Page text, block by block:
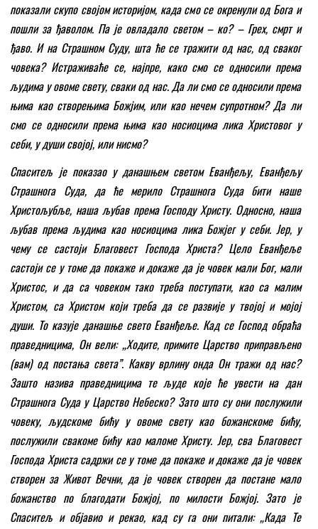
показали скупо својом историјом, када смо се окренули од Бога и
пошли за ђаволом. Па је овладало светом – ко? – Грех, смрт и
ђаво. И на Страшном Суду, шта ће се тражити од нас, од сваког
човека? Истраживаће се, најпре, како смо се односили према
људима у овоме свету, сваки од нас. Да ли смо се односили према
њима као створењима Божјим, или као нечем супротном? Да ли
смо се односили према њима као носиоцима лика Христовог у
себи, у души својој, или нисмо?
Спаситељ је показао у данашњем светом Еванђељу, Еванђељу
Страшнога Суда, да ће мерило Страшнога Суда бити наше
Христољубље, наша љубав према Господу Христу. Односно, наша
љубав према људима као носиоцима лика Божјег у себи. Јер, у
чему се састоји Благовест Господа Христа? Цело Еванђеље
састоји се у томе да покаже и докаже да је човек мали Бог, мали
Христос, и да са човеком тако треба поступати, као са малим
Христом, са Христом који треба да се развије у твојој и мојој
души. То казује данашње свето Еванђеље. Кад се Господ обраћа
праведницима, Он вели: „Ходите, примите Царство приправљено
(вам) од постања света”. Какву врлину онда Он тражи од нас?
Зашто назива праведницима те људе које ће увести на дан
Страшнога Суда у Царство Небеско? Зато што су они послужили
човеку, људскоме бићу у овоме свету као божанскоме бићу,
послужили свакоме бићу као маломе Христу. Јер, сва Благовест
Господа Христа садржи се у томе да покаже и докаже да је човек
створен за Живот Вечни, да је човек створен да постане мало
божанство по благодати Божјој, по милости Божјој. Зато је
Спаситељ и објавио и рекао, кад су га они питали: „Када Те